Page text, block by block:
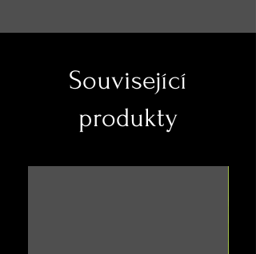
Související
produkty